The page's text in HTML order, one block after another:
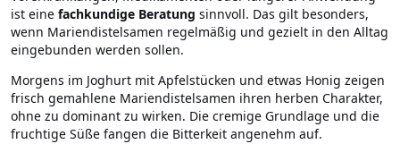
ist eine fachkundige Beratung sinnvoll. Das gilt besonders,
wenn Mariendistelsamen regelmäßig und gezielt in den Alltag
eingebunden werden sollen.
Morgens im Joghurt mit Apfelstücken und etwas Honig zeigen
frisch gemahlene Mariendistelsamen ihren herben Charakter,
ohne zu dominant zu wirken. Die cremige Grundlage und die
fruchtige Süße fangen die Bitterkeit angenehm auf.